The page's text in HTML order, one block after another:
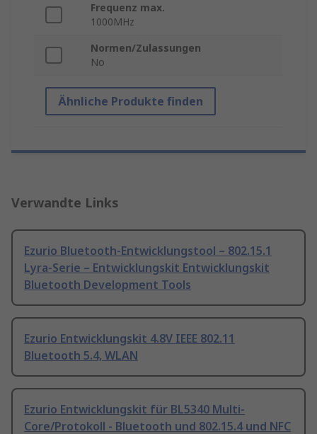
Frequenz max.
1000MHz
Normen/Zulassungen
No
Ähnliche Produkte finden
Verwandte Links
Ezurio Bluetooth-Entwicklungstool – 802.15.1
Lyra-Serie – Entwicklungskit Entwicklungskit
Bluetooth Development Tools
Ezurio Entwicklungskit 4.8V IEEE 802.11
Bluetooth 5.4, WLAN
Ezurio Entwicklungskit für BL5340 Multi-
Core/Protokoll - Bluetooth und 802.15.4 und NFC